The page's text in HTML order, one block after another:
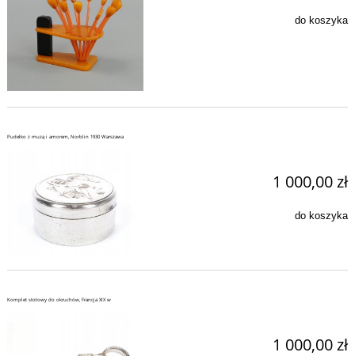
do koszyka
Pudełko z muzą i amorem, Norblin 1930 Warszawa
1 000,00 zł
do koszyka
Komplet stołowy do okruchów, Francja XIX w
1 000,00 zł